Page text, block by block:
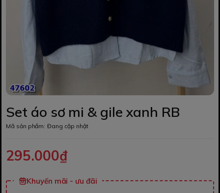
Set áo sơ mi & gile xanh RB
Mã sản phẩm: Đang cập nhật
295.000₫
Khuyến mãi - ưu đãi